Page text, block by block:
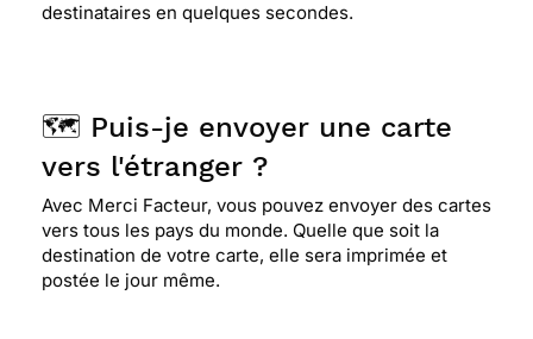
destinataires en quelques secondes.
🗺️ Puis-je envoyer une carte
vers l'étranger ?
Avec Merci Facteur, vous pouvez envoyer des cartes
vers tous les pays du monde. Quelle que soit la
destination de votre carte, elle sera imprimée et
postée le jour même.